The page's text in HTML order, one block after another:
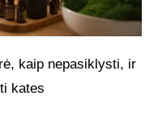
kaip nepasiklysti, ir
kates